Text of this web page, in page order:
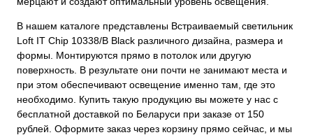
В нашем каталоге представлены Встраиваемый светильник
Loft IT Chip 10338/B Black различного дизайна, размера и
формы. Монтируются прямо в потолок или другую
поверхность. В результате они почти не занимают места и
при этом обеспечивают освещение именно там, где это
необходимо. Купить такую продукцию вы можете у нас с
бесплатной доставкой по Беларуси при заказе от 150
рублей. Оформите заказ через корзину прямо сейчас, и мы